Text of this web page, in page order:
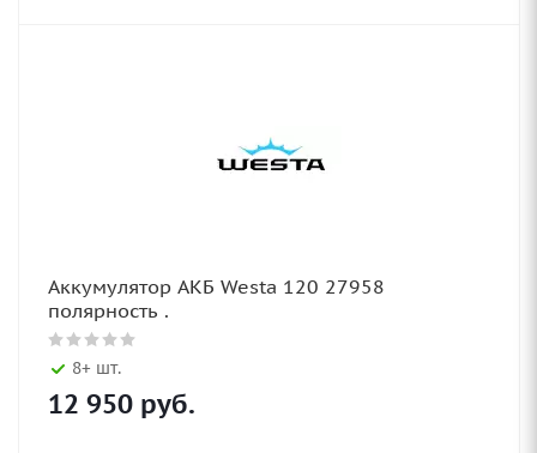
Аккумулятор АКБ Westa 120 27958
полярность .
8+ шт.
12 950 руб.